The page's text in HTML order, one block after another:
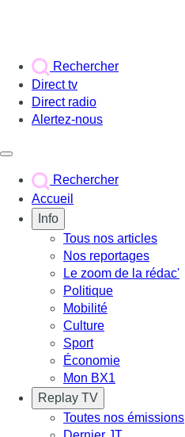
Rechercher
Direct tv
Direct radio
Alertez-nous
Rechercher
Accueil
Info
Tous nos articles
Nos reportages
Le zoom de la rédac'
Politique
Mobilité
Culture
Sport
Économie
Mon BX1
Replay TV
Toutes nos émissions